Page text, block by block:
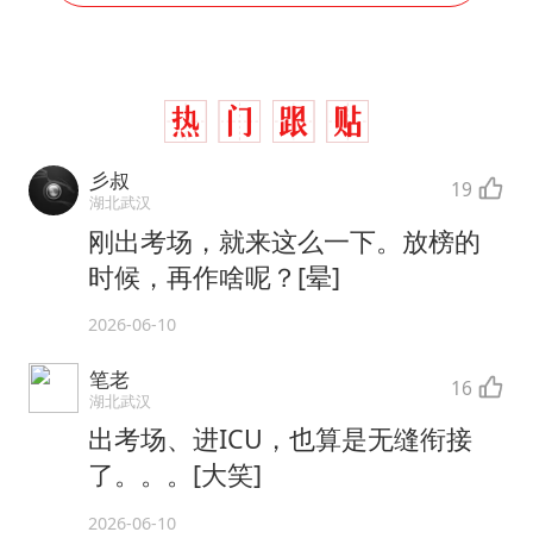
彡叔
湖北武汉 19
刚出考场，就来这么一下。放榜的
时候，再作啥呢？[晕]
2026-06-10
笔老
湖北武汉 16
出考场、进ICU，也算是无缝衔接
了。。。[大笑]
2026-06-10